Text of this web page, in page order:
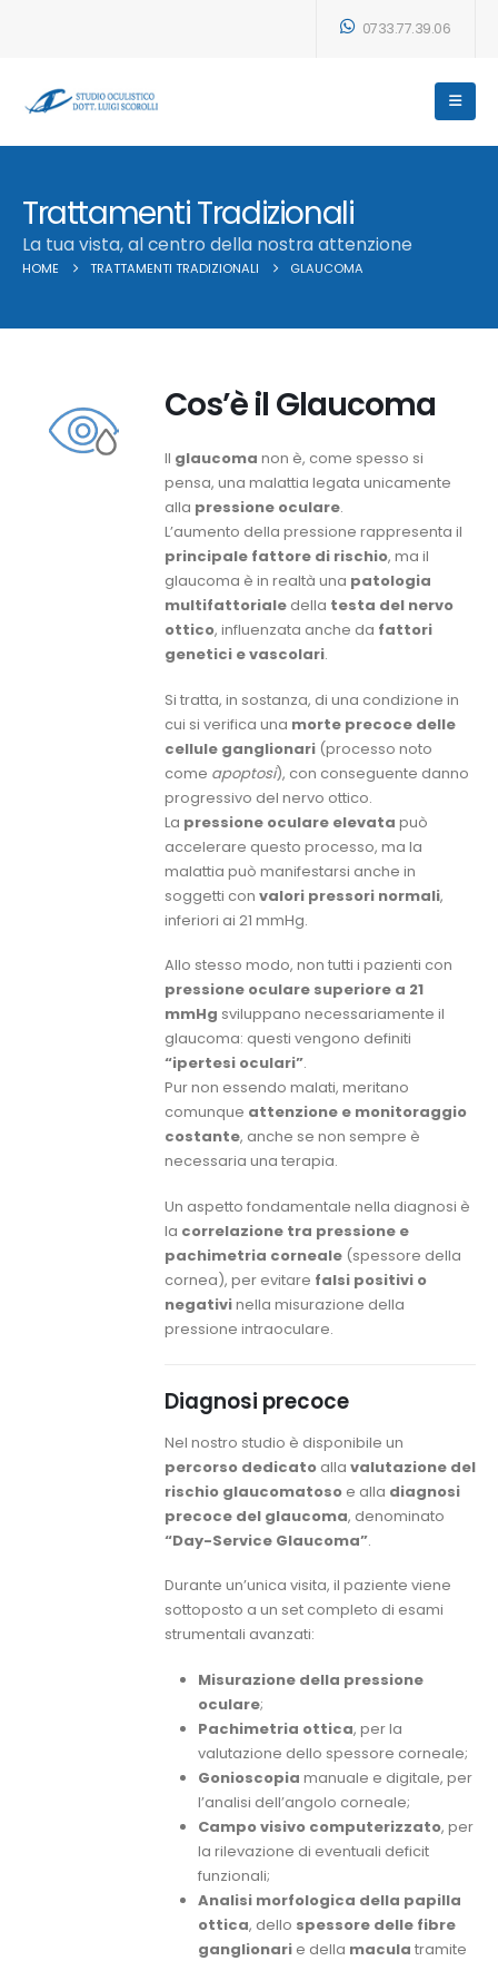
0733.77.39.06
Trattamenti Tradizionali
La tua vista, al centro della nostra attenzione
HOME TRATTAMENTI TRADIZIONALI GLAUCOMA
Cos’è il Glaucoma
Il glaucoma non è, come spesso si
pensa, una malattia legata unicamente
alla pressione oculare.
L’aumento della pressione rappresenta il
principale fattore di rischio, ma il
glaucoma è in realtà una patologia
multifattoriale della testa del nervo
ottico, influenzata anche da fattori
genetici e vascolari.
Si tratta, in sostanza, di una condizione in
cui si verifica una morte precoce delle
cellule ganglionari (processo noto
come apoptosi), con conseguente danno
progressivo del nervo ottico.
La pressione oculare elevata può
accelerare questo processo, ma la
malattia può manifestarsi anche in
soggetti con valori pressori normali,
inferiori ai 21 mmHg.
Allo stesso modo, non tutti i pazienti con
pressione oculare superiore a 21
mmHg sviluppano necessariamente il
glaucoma: questi vengono definiti
“ipertesi oculari”.
Pur non essendo malati, meritano
comunque attenzione e monitoraggio
costante, anche se non sempre è
necessaria una terapia.
Un aspetto fondamentale nella diagnosi è
la correlazione tra pressione e
pachimetria corneale (spessore della
cornea), per evitare falsi positivi o
negativinella misurazione della
pressione intraoculare.
Diagnosi precoce
Nel nostro studio è disponibile un
percorso dedicato alla valutazione del
rischio glaucomatoso e alla diagnosi
precoce del glaucoma, denominato
“Day-Service Glaucoma”.
Durante un’unica visita, il paziente viene
sottoposto a un set completo di esami
strumentali avanzati:
Misurazione della pressione
oculare;
Pachimetria ottica, per la
valutazione dello spessore corneale;
Gonioscopia manuale e digitale, per
l’analisi dell’angolo corneale;
Campo visivo computerizzato, per
la rilevazione di eventuali deficit
funzionali;
Analisi morfologica della papilla
ottica, dello spessore delle fibre
ganglionarie della macula tramite